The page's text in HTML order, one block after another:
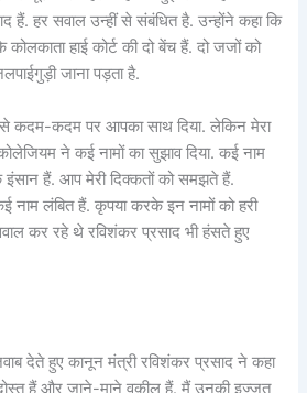
हैं. हर सवाल उन्हीं से संबंधित है. उन्होंने कहा कि
हाई कोर्ट की दो बेंच हैं. दो जजों को
जाना पड़ता है.
कदम-कदम पर आपका साथ दिया. लेकिन मेरा
ने कई नामों का सुझाव दिया. कई नाम
हैं. आप मेरी दिक्कतों को समझते हैं.
नाम लंबित हैं. कृपया करके इन नामों को हरी
कर रहे थे रविशंकर प्रसाद भी हंसते हुए
देते हुए कानून मंत्री रविशंकर प्रसाद ने कहा
हैं और जाने-माने वकील हैं. मैं उनकी इज्जत